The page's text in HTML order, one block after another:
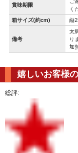
賞味期限
く
箱サイズ(約cm)
縦
備考
太
り
加
嬉しいお客様
総評: